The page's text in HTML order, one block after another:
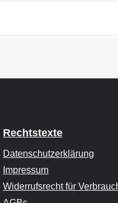
Rechtstexte
Datenschutzerklärung
Impressum
Widerrufsrecht für